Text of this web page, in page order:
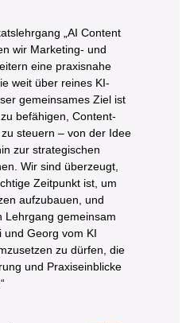
„AI Content
wir Marketing- und
eine praxisnahe
weit über reines KI-
gemeinsames Ziel ist
befähigen, Content-
steuern – von der Idee
zur strategischen
Wir sind überzeugt,
Zeitpunkt ist, um
aufzubauen, und
Lehrgang gemeinsam
und Georg vom KI
zu dürfen, die
und Praxiseinblicke